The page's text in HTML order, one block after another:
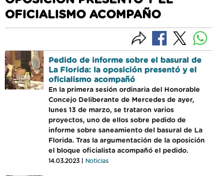
OFICIALISMO ACOMPAÑO
Pedido de informe sobre el basural de
La Florida: la oposición presentó y el
oficialismo acompañó
En la primera sesión ordinaria del Honorable
Concejo Deliberante de Mercedes de ayer,
lunes 13 de marzo, se trataron varios
proyectos, uno de ellos sobre pedido de
informe sobre saneamiento del basural de La
Florida. Tras la argumentación de la oposición
el bloque oficialista acompañó el pedido.
14.03.2023 | Noticias